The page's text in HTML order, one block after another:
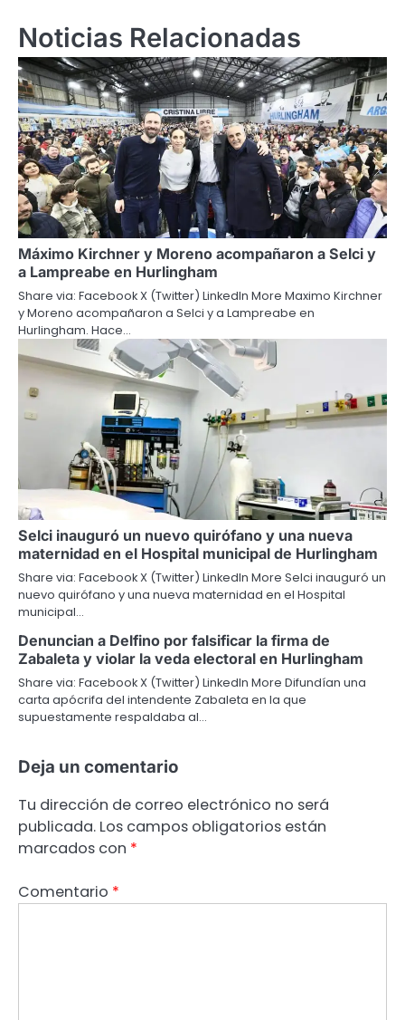
Noticias Relacionadas
Máximo Kirchner y Moreno acompañaron a Selci y
a Lampreabe en Hurlingham
Share via: Facebook X (Twitter) LinkedIn More Maximo Kirchner
y Moreno acompañaron a Selci y a Lampreabe en
Hurlingham. Hace…
Selci inauguró un nuevo quirófano y una nueva
maternidad en el Hospital municipal de Hurlingham
Share via: Facebook X (Twitter) LinkedIn More Selci inauguró un
nuevo quirófano y una nueva maternidad en el Hospital
municipal…
Denuncian a Delfino por falsificar la firma de
Zabaleta y violar la veda electoral en Hurlingham
Share via: Facebook X (Twitter) LinkedIn More Difundían una
carta apócrifa del intendente Zabaleta en la que
supuestamente respaldaba al…
Deja un comentario
Tu dirección de correo electrónico no será
publicada. Los campos obligatorios están
marcados con *
Comentario *